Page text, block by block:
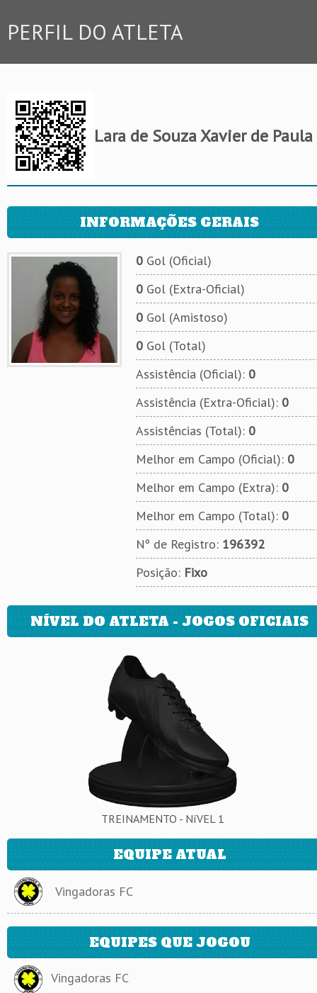
PERFIL DO ATLETA
Lara de Souza Xavier de Paula
INFORMAÇÕES GERAIS
0Gol (Oficial)
0Gol (Extra-Oficial)
0Gol (Amistoso)
0Gol (Total)
Assistência (Oficial): 0
Assistência (Extra-Oficial): 0
Assistências (Total): 0
Melhor em Campo (Oficial): 0
Melhor em Campo (Extra): 0
Melhor em Campo (Total): 0
Nº de Registro: 196392
Posição: Fixo
NÍVEL DO ATLETA - JOGOS OFICIAIS
TREINAMENTO - NíVEL 1
EQUIPE ATUAL
Vingadoras FC
EQUIPES QUE JOGOU
Vingadoras FC